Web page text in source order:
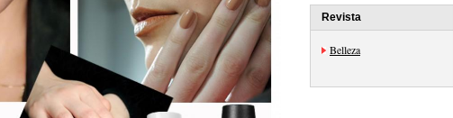
Revista
Belleza